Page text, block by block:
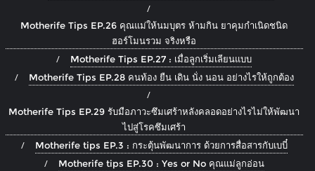
Motherife Tips EP.26 คุณแม่ให้นมบุตร ห้ามกิน ยาคุมกำเนิดชนิด
ฮอร์โมนรวม จริงหรือ
Motherife Tips EP.27 : เมื่อลูกเริ่มเลียนแบบ
Motherife Tips EP.28 คนท้อง ยืน เดิน นั่ง นอน อย่างไรให้ถูกต้อง
Motherife Tips EP.29 รับมือภาวะซึมเศร้าหลังคลอดอย่างไรไม่ให้พัฒนา
ไปสู่โรคซึมเศร้า
Motherife tips EP.3 : กระตุ้นพัฒนาการ ด้วยการสื่อสารกับเบบี๋
Motherife tips EP.30 : Yes or No คุณแม่ลูกอ่อน